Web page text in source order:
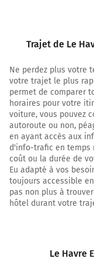
mètres
3,9 km
kilomètre
4,6 km
6,4 km
Trajet de Le
Ne perdez plus votre
votre trajet le plus
permet de comparer
horaires pour votre
voiture, vous pouvez
autoroute ou non,
en ayant accès aux
d'info-trafic en temps
coût ou la durée de
Eu adapté à vos
toujours accessible
pas non plus à
hôtel durant votre
Le Havre